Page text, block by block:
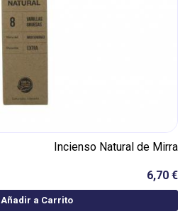
Incienso Natural de Mirra
6,70 €
Añadir a Carrito